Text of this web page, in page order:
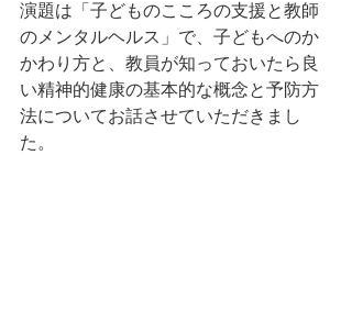
演題は「子どものこころの支援と教師
のメンタルヘルス」で、子どもへのか
かわり方と、教員が知っておいたら良
い精神的健康の基本的な概念と予防方
法についてお話させていただきまし
た。